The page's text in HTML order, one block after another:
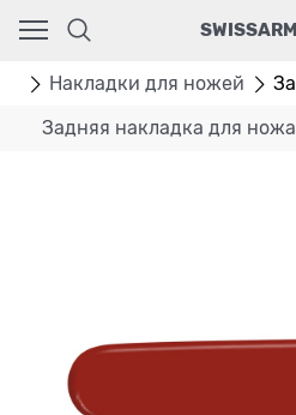
Накладки для ножей
Задняя накладка для ножа
Ваш город - Москва,
угадали?
ДА НЕТ